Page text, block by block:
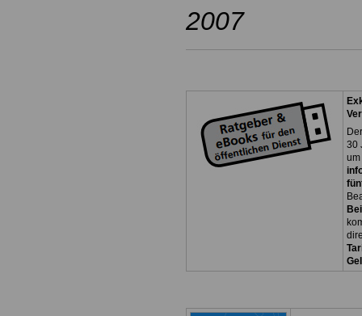
2007
30